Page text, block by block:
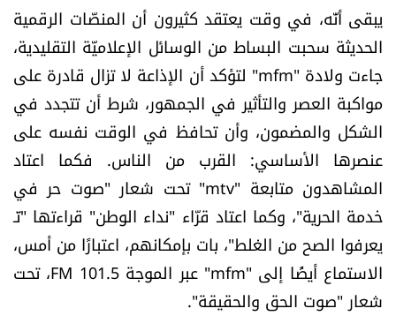
يبقى أنّه، في وقت يعتقد كثيرون أن المنصّات الرقمية
الحديثة سحبت البساط من الوسائل الإعلاميّة التقليدية،
جاءت ولادة "mfm" لتؤكد أن الإذاعة لا تزال قادرة على
مواكبة العصر والتأثير في الجمهور، شرط أن تتجدد في
الشكل والمضمون، وأن تحافظ في الوقت نفسه على
عنصرها الأساسي: القرب من الناس. فكما اعتاد
المشاهدون متابعة "mtv" تحت شعار "صوت حر في
خدمة الحرية"، وكما اعتاد قرّاء "نداء الوطن" قراءتها "تَـ
يعرفوا الصح من الغلط"، بات بإمكانهم، اعتبارًا من أمس،
الاستماع أيضًا إلى "mfm" عبر الموجة 101.5 FM، تحت
شعار "صوت الحق والحقيقة".